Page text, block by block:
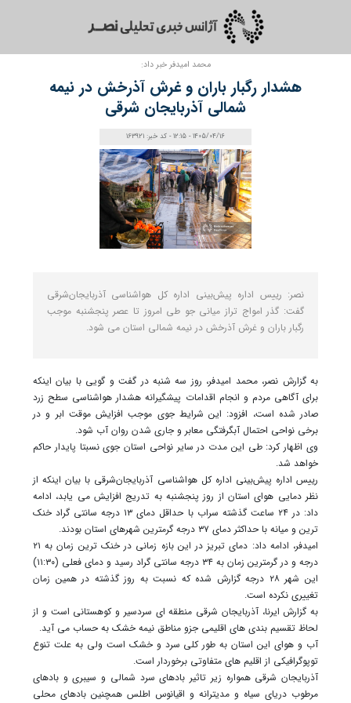
محمد امیدفر خبر داد:
هشدار رگبار باران و غرش آذرخش در نیمه
شمالی آذربایجان شرقی
1405/04/16 - 12:15 - کد خبر: 163921
نصر: رییس اداره پیش‌بینی اداره کل هواشناسی آذربایجان‌شرقی
گفت: گذر امواج تراز میانی جو طی امروز تا عصر پنجشنبه موجب
رگبار باران و غرش آذرخش در نیمه شمالی استان می شود.
به گزارش نصر، محمد امیدفر، روز سه شنبه در گفت و گویی با بیان اینکه
برای آگاهی مردم و انجام اقدامات پیشگیرانه هشدار هواشناسی سطح زرد
صادر شده است، افزود: این شرایط جوی موجب افزایش موقت ابر و در
برخی نواحی احتمال آبگرفتگی معابر و جاری شدن روان آب شود.
وی اظهار کرد: طی این مدت در سایر نواحی استان جوی نسبتا پایدار حاکم
خواهد شد.
رییس اداره پیش‌بینی اداره کل هواشناسی آذربایجان‌شرقی با بیان اینکه از
نظر دمایی هوای استان از روز پنجشنبه به تدریج افزایش می یابد، ادامه
داد: در ۲۴ ساعت گذشته سراب با حداقل دمای ۱۳ درجه سانتی گراد خنک
ترین و میانه با حداکثر دمای ۳۷ درجه گرمترین شهرهای استان بودند.
امیدفر، ادامه داد: دمای تبریز در این بازه زمانی در خنک ترین زمان به ۲۱
درجه و در گرمترین زمان به ۳۴ درجه سانتی گراد رسید و دمای فعلی (۱۱:۳۰)
این شهر ۲۸ درجه گزارش شده که نسبت به روز گذشته در همین زمان
تغییری نکرده است.
به گزارش ایرنا، آذربایجان شرقی منطقه ای سردسیر و کوهستانی است و از
لحاظ تقسیم بندی های اقلیمی جزو مناطق نیمه خشک به حساب می آید.
آب و هوای این استان به طور کلی سرد و خشک است ولی به علت تنوع
توپوگرافیکی از اقلیم های متفاوتی برخوردار است.
آذربایجان شرقی همواره زیر تاثیر بادهای سرد شمالی و سیبری و بادهای
مرطوب دریای سیاه و مدیترانه و اقیانوس اطلس همچنین بادهای محلی